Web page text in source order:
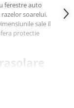
ferestre auto
soarelui.
sale il
protectie